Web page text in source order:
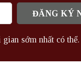
sớm nhất có thể.